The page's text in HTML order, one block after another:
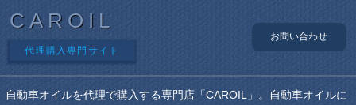
CAROIL
代理購入専門サイト
お問い合わせ
自動車オイルを代理で購入する専門店「CAROIL」。自動車オイルに